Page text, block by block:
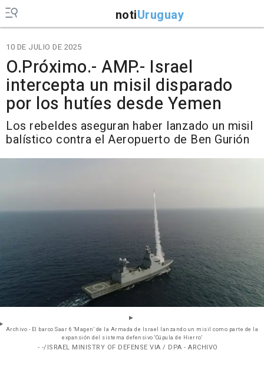
notiUruguay
10 DE JULIO DE 2025
O.Próximo.- AMP.- Israel
intercepta un misil disparado
por los hutíes desde Yemen
Los rebeldes aseguran haber lanzado un misil
balístico contra el Aeropuerto de Ben Gurión
Archivo - El barco Saar 6 'Magen' de la Armada de Israel lanzando un misil como parte de la
expansión del sistema defensivo 'Cúpula de Hierro'
- -/ISRAEL MINISTRY OF DEFENSE VIA / DPA - ARCHIVO